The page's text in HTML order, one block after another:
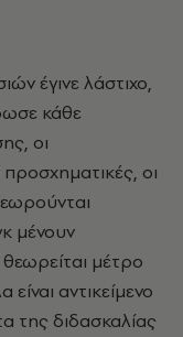
έγινε λάστιχο,
κάθε
οι
προσχηματικές, οι
μένουν
μέτρο
αντικείμενο
της διδασκαλίας